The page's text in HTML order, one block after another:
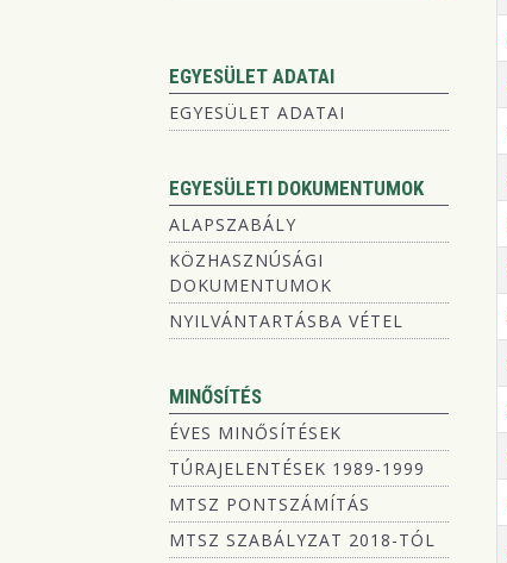
EGYESÜLET ADATAI
EGYESÜLET ADATAI
EGYESÜLETI DOKUMENTUMOK
ALAPSZABÁLY
KÖZHASZNÚSÁGI
DOKUMENTUMOK
NYILVÁNTARTÁSBA VÉTEL
MINŐSÍTÉS
ÉVES MINŐSÍTÉSEK
TÚRAJELENTÉSEK 1989-1999
MTSZ PONTSZÁMÍTÁS
MTSZ SZABÁLYZAT 2018-TÓL